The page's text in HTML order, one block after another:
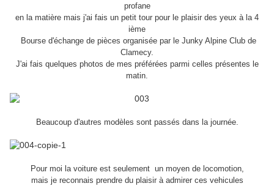
profane
en la matière mais j'ai fais un petit tour pour le plaisir des yeux à la 4
ième
Bourse d'échange de pièces organisée par le Junky Alpine Club de
Clamecy.
J'ai fais quelques photos de mes préférées parmi celles présentes le
matin.
Beaucoup d'autres modèles sont passés dans la journée.
Pour moi la voiture est seulement un moyen de locomotion,
mais je reconnais prendre du plaisir à admirer ces vehicules